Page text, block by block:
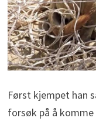
Først kjempet han
forsøk på å